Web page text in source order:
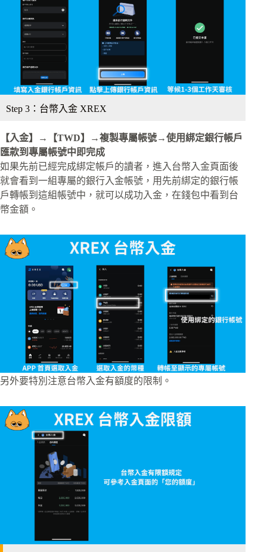
Step 3：台幣入金 XREX
【入金】→【TWD】→複製專屬帳號→使用綁定銀行帳戶
匯款到專屬帳號中即完成
如果先前已經完成綁定帳戶的讀者，進入台幣入金頁面後
就會看到一組專屬的銀行入金帳號，用先前綁定的銀行帳
戶轉帳到這組帳號中，就可以成功入金，在錢包中看到台
幣金額。
另外要特別注意台幣入金有額度的限制。